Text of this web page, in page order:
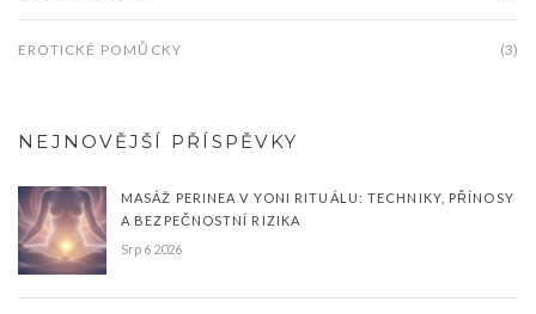
EROTICKÉ POMŮCKY (3)
NEJNOVĚJŠÍ PŘÍSPĚVKY
MASÁŽ PERINEA V YONI RITUÁLU: TECHNIKY, PŘÍNOSY
A BEZPEČNOSTNÍ RIZIKA
Srp 6 2026